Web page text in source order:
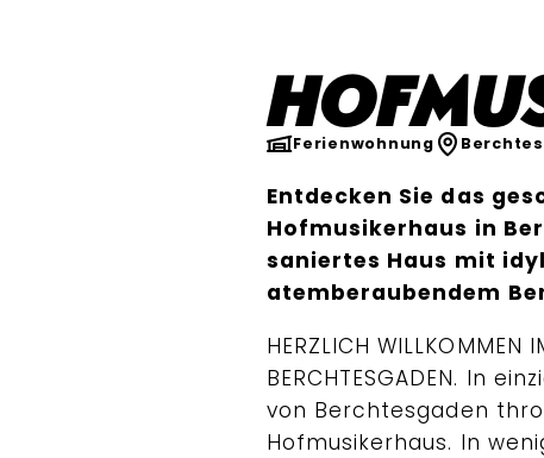
Ferienwohnung
Entdecken Sie das
Hofmusikerhaus in
saniertes Haus mit
atemberaubendem
HERZLICH WILLKOMMEN
BERCHTESGADEN. In
von Berchtesgaden
Hofmusikerhaus. In